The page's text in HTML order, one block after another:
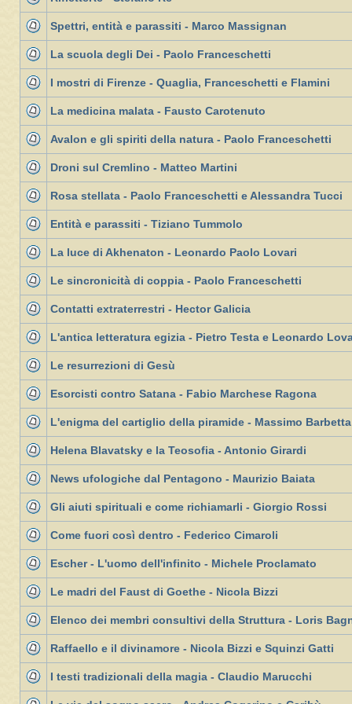
Spettri, entità e parassiti - Marco Massignan
La scuola degli Dei - Paolo Franceschetti
I mostri di Firenze - Quaglia, Franceschetti e Flamini
La medicina malata - Fausto Carotenuto
Avalon e gli spiriti della natura - Paolo Franceschetti
Droni sul Cremlino - Matteo Martini
Rosa stellata - Paolo Franceschetti e Alessandra Tucci
Entità e parassiti - Tiziano Tummolo
La luce di Akhenaton - Leonardo Paolo Lovari
Le sincronicità di coppia - Paolo Franceschetti
Contatti extraterrestri - Hector Galicia
L'antica letteratura egizia - Pietro Testa e Leonardo
Le resurrezioni di Gesù
Esorcisti contro Satana - Fabio Marchese Ragona
L'enigma del cartiglio della piramide - Massimo Barbetta
Helena Blavatsky e la Teosofia - Antonio Girardi
News ufologiche dal Pentagono - Maurizio Baiata
Gli aiuti spirituali e come richiamarli - Giorgio Rossi
Come fuori così dentro - Federico Cimaroli
Escher - L'uomo dell'infinito - Michele Proclamato
Le madri del Faust di Goethe - Nicola Bizzi
Elenco dei membri consultivi della Struttura - Loris
Raffaello e il divinamore - Nicola Bizzi e Squinzi Gatti
I testi tradizionali della magia - Claudio Marucchi